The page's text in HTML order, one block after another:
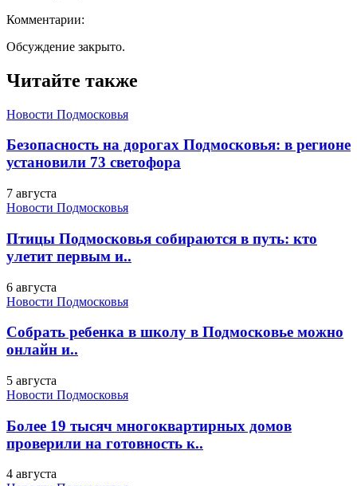
Комментарии:
Обсуждение закрыто.
Читайте также
Новости Подмосковья
Безопасность на дорогах Подмосковья: в регионе
установили 73 светофора
7 августа
Новости Подмосковья
Птицы Подмосковья собираются в путь: кто
улетит первым и..
6 августа
Новости Подмосковья
Собрать ребенка в школу в Подмосковье можно
онлайн и..
5 августа
Новости Подмосковья
Более 19 тысяч многоквартирных домов
проверили на готовность к..
4 августа